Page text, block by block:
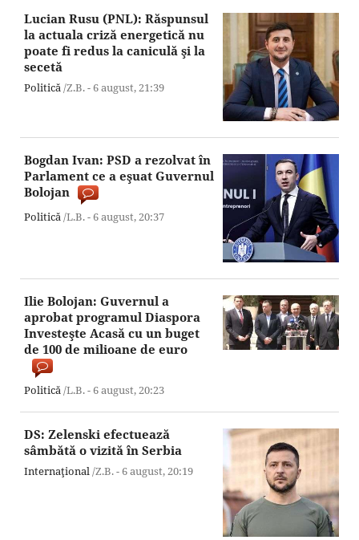
Lucian Rusu (PNL): Răspunsul
la actuala criză energetică nu
poate fi redus la caniculă şi la
secetă
Politică/Z.B. -6 august,21:39
Bogdan Ivan: PSD a rezolvat în
Parlament ce a eşuat Guvernul
Bolojan
Politică/L.B. -6 august,20:37
Ilie Bolojan: Guvernul a
aprobat programul Diaspora
Investeşte Acasă cu un buget
de 100 de milioane de euro
Politică/L.B. -6 august,20:23
DS: Zelenski efectuează
sâmbătă o vizită în Serbia
Internaţional/Z.B. -6 august,20:19